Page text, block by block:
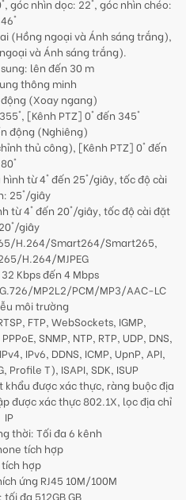
góc nhìn dọc: 22°, góc nhìn chéo:
46°
(Hồng ngoại và Ánh sáng trắng),
và Ánh sáng trắng).
lên đến 30 m
thông minh
(Xoay ngang)
[Kênh PTZ] 0° đến 345°
động (Nghiêng)
thủ công), [Kênh PTZ] 0° đến
80°
từ 4° đến 25°/giây, tốc độ cài
25°/giây
từ 4° đến 20°/giây, tốc độ cài đặt
giây
H.264/Smart264/Smart265,
H.264/MJPEG
Kbps đến 4 Mbps
MP2L2/PCM/MP3/AAC-LC
môi trường
FTP, WebSockets, IGMP,
SNMP, NTP, RTP, UDP, DNS,
IPv6, DDNS, ICMP, UpnP, API,
Profile T), ISAPI, SDK, ISUP
khẩu được xác thực, ràng buộc địa
được xác thực 802.1X, lọc địa chỉ
IP
thời: Tối đa 6 kênh
tích hợp
tích hợp
ứng RJ45 10M/100M
đa 512GB GB